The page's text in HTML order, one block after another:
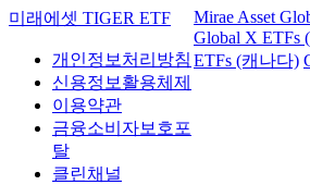
미래에셋 TIGER ETF
개인정보처리방침
신용정보활용체제
이용약관
금융소비자보호포
탈
클린채널
Mirae Asset
Global X ETFs
ETFs (캐나다)